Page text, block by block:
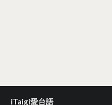
iTaigi愛台語